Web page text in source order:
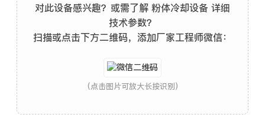
对此设备感兴趣？或需了解 粉体冷却设备 详细
技术参数？
扫描或点击下方二维码，添加厂家工程师微信：
(点击图片可放大长按识别)